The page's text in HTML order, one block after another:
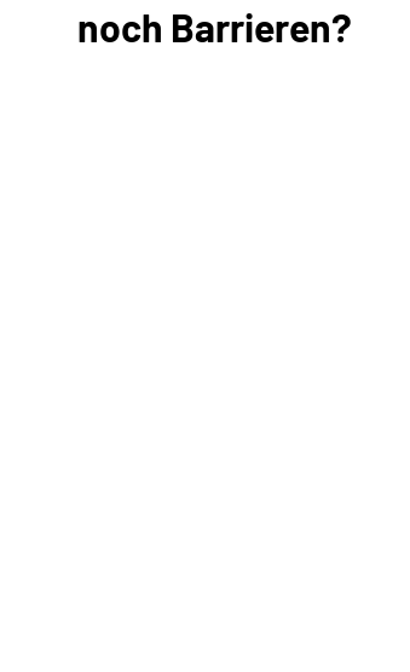
noch Barrieren?